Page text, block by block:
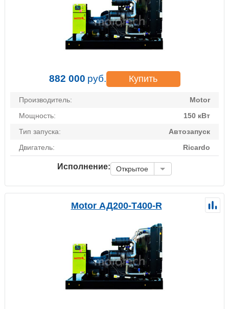
882 000 руб. Купить
Производитель:
Motor
Мощность:
150 кВт
Тип запуска:
Автозапуск
Двигатель:
Ricardo
Исполнение: Открытое
Motor АД200-Т400-R